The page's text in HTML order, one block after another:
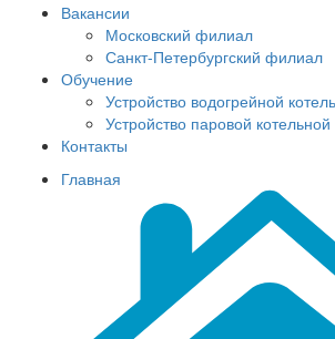
Вакансии
Московский филиал
Санкт-Петербургский филиал
Обучение
Устройство водогрейной
Устройство паровой котельной
Контакты
Главная